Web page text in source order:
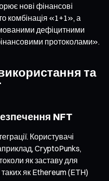
нові фінансові
комбінація «1+1», а
дефіцитними
протоколами».
та
NFT
Користувачі
CryptoPunks,
як заставу для
як Ethereum (ETH)